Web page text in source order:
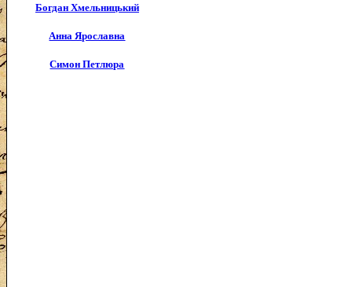
Богдан Хмельницький
Анна Ярославна
Симон Петлюра